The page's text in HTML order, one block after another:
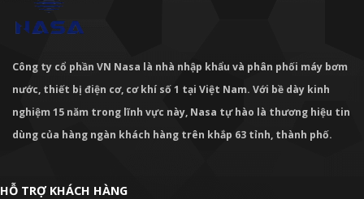
Công ty cổ phần VN Nasa là nhà nhập khẩu và phân phối máy bơm
nước, thiết bị điện cơ, cơ khí số 1 tại Việt Nam. Với bề dày kinh
nghiệm 15 năm trong lĩnh vực này, Nasa tự hào là thương hiệu tin
dùng của hàng ngàn khách hàng trên khắp 63 tỉnh, thành phố.
HỖ TRỢ KHÁCH HÀNG